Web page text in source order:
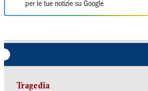
per le tue notizie su Google
Tragedia